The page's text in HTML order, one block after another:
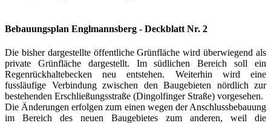
Bebauungsplan Englmannsberg - Deckblatt Nr. 2
Die bisher dargestellte öffentliche Grünfläche wird überwiegend als
private Grünfläche dargestellt. Im südlichen Bereich soll ein
Regenrückhaltebecken neu entstehen. Weiterhin wird eine
fussläufige Verbindung zwischen den Baugebieten nördlich zur
bestehenden Erschließungsstraße (Dingolfinger Straße) vorgesehen.
Die Änderungen erfolgen zum einen wegen der Anschlussbebauung
im Bereich des neuen Baugebietes zum anderen, weil die